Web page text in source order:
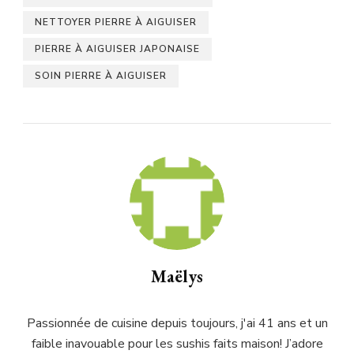
NETTOYER PIERRE À AIGUISER
PIERRE À AIGUISER JAPONAISE
SOIN PIERRE À AIGUISER
Maëlys
Passionnée de cuisine depuis toujours, j'ai 41 ans et un
faible inavouable pour les sushis faits maison! J’adore